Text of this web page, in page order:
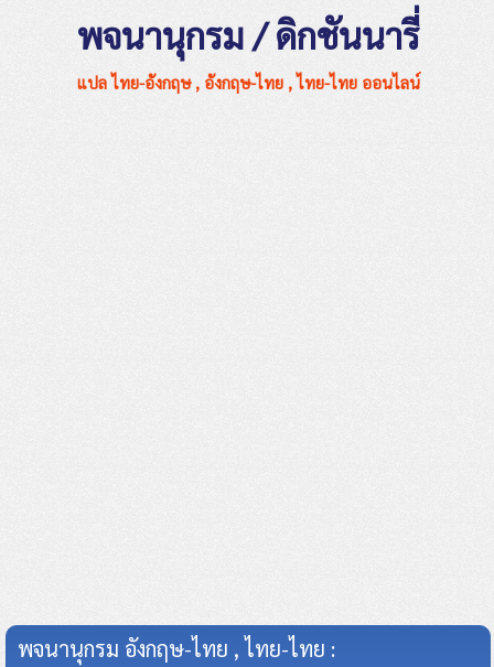
พจนานุกรม / ดิกชันนารี่
แปล ไทย-อังกฤษ , อังกฤษ-ไทย , ไทย-ไทย ออนไลน์
พจนานุกรม อังกฤษ-ไทย , ไทย-ไทย :